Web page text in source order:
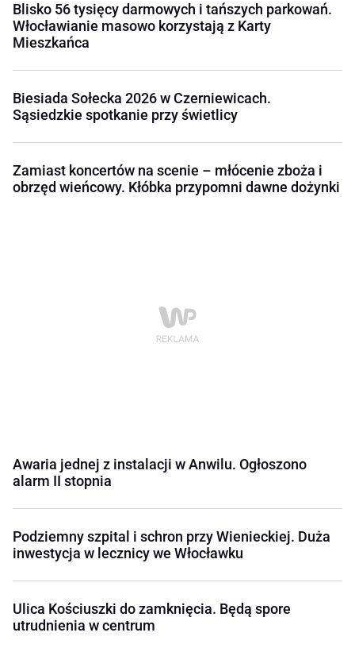
Blisko 56 tysięcy darmowych i tańszych parkowań.
Włocławianie masowo korzystają z Karty
Mieszkańca
Biesiada Sołecka 2026 w Czerniewicach.
Sąsiedzkie spotkanie przy świetlicy
Zamiast koncertów na scenie – młócenie zboża i
obrzęd wieńcowy. Kłóbka przypomni dawne dożynki
Awaria jednej z instalacji w Anwilu. Ogłoszono
alarm II stopnia
Podziemny szpital i schron przy Wienieckiej. Duża
inwestycja w lecznicy we Włocławku
Ulica Kościuszki do zamknięcia. Będą spore
utrudnienia w centrum